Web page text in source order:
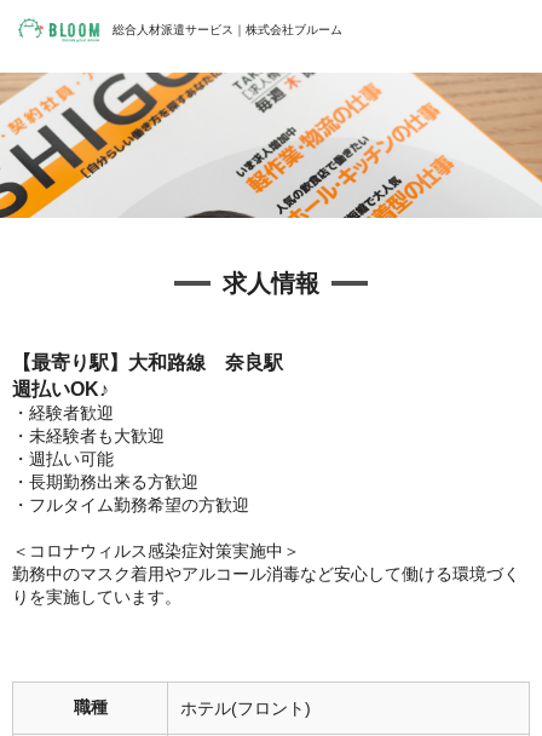
総合人材派遣サービス｜株式会社ブルーム
求人情報
【最寄り駅】大和路線 奈良駅
週払いOK♪
・経験者歓迎
・未経験者も大歓迎
・週払い可能
・長期勤務出来る方歓迎
・フルタイム勤務希望の方歓迎
＜コロナウィルス感染症対策実施中＞
勤務中のマスク着用やアルコール消毒など安心して働ける環境づく
りを実施しています。
職種 ホテル(フロント)